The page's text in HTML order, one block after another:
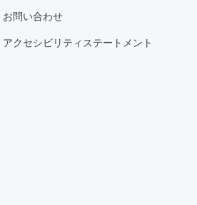
お問い合わせ
アクセシビリティステートメント